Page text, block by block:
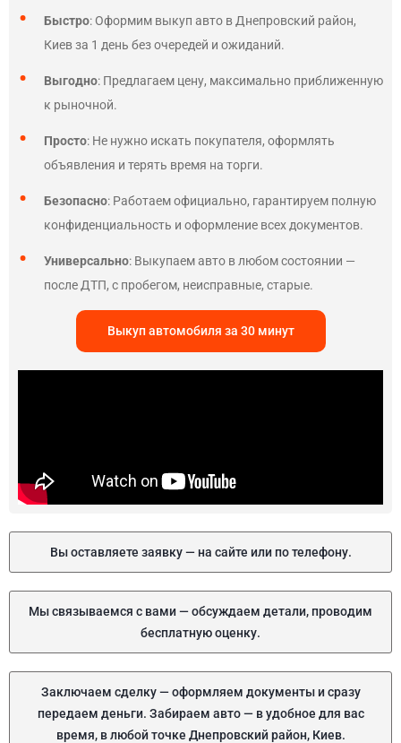
Быстро: Оформим выкуп авто в Днепровский район,
Киев за 1 день без очередей и ожиданий.
Выгодно: Предлагаем цену, максимально приближенную
к рыночной.
Просто: Не нужно искать покупателя, оформлять
объявления и терять время на торги.
Безопасно: Работаем официально, гарантируем полную
конфиденциальность и оформление всех документов.
Универсально: Выкупаем авто в любом состоянии —
после ДТП, с пробегом, неисправные, старые.
Выкуп автомобиля за 30 минут
Вы оставляете заявку — на сайте или по телефону.
Мы связываемся с вами — обсуждаем детали, проводим
бесплатную оценку.
Заключаем сделку — оформляем документы и сразу
передаем деньги. Забираем авто — в удобное для вас
время, в любой точке Днепровский район, Киев.